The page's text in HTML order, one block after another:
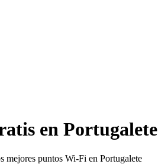
en Portugalete
mejores puntos Wi-Fi en Portugalete